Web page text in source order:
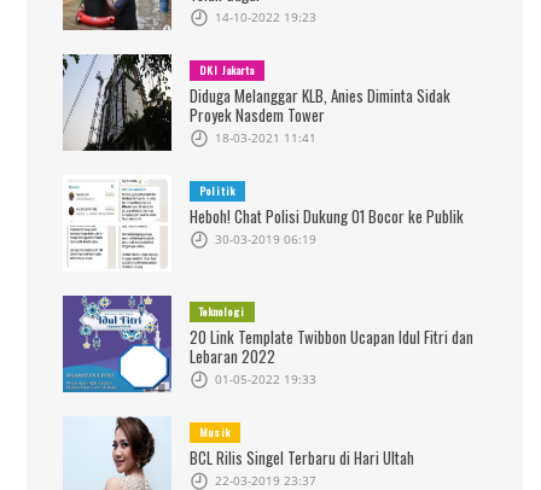
14-10-2022 19:23
DKI Jakarta
Diduga Melanggar KLB, Anies Diminta Sidak
Proyek Nasdem Tower
18-03-2021 11:41
Politik
Heboh! Chat Polisi Dukung 01 Bocor ke Publik
30-03-2019 06:19
Teknologi
20 Link Template Twibbon Ucapan Idul Fitri dan
Lebaran 2022
01-05-2022 19:33
Musik
BCL Rilis Singel Terbaru di Hari Ultah
22-03-2019 23:37